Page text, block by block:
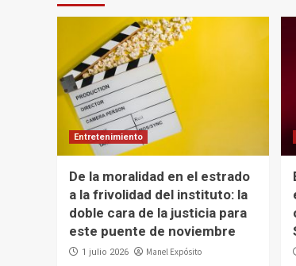
Entretenimiento
De la moralidad en el estrado
a la frivolidad del instituto: la
doble cara de la justicia para
este puente de noviembre
1 julio 2026 Manel Expósito